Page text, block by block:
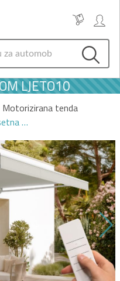
LJETO10
Motorizirana tenda
…